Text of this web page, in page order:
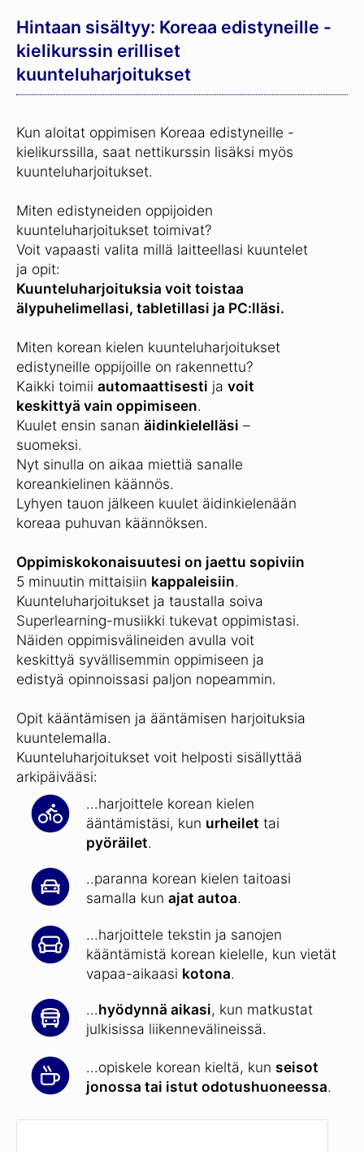
Hintaan sisältyy: Koreaa edistyneille -
kielikurssin erilliset
kuunteluharjoitukset
Kun aloitat oppimisen Koreaa edistyneille -
kielikurssilla, saat nettikurssin lisäksi myös
kuunteluharjoitukset.
Miten edistyneiden oppijoiden
kuunteluharjoitukset toimivat?
Voit vapaasti valita millä laitteellasi kuuntelet
ja opit:
Kuunteluharjoituksia voit toistaa
älypuhelimellasi, tabletillasi ja PC:lläsi.
Miten korean kielen kuunteluharjoitukset
edistyneille oppijoille on rakennettu?
Kaikki toimii automaattisesti ja voit
keskittyä vain oppimiseen.
Kuulet ensin sanan äidinkielelläsi –
suomeksi.
Nyt sinulla on aikaa miettiä sanalle
koreankielinen käännös.
Lyhyen tauon jälkeen kuulet äidinkielenään
koreaa puhuvan käännöksen.
Oppimiskokonaisuutesi on jaettu sopiviin
5 minuutin mittaisiin kappaleisiin.
Kuunteluharjoitukset ja taustalla soiva
Superlearning-musiikki tukevat oppimistasi.
Näiden oppimisvälineiden avulla voit
keskittyä syvällisemmin oppimiseen ja
edistyä opinnoissasi paljon nopeammin.
Opit kääntämisen ja ääntämisen harjoituksia
kuuntelemalla.
Kuunteluharjoitukset voit helposti sisällyttää
arkipäivääsi:
...harjoittele korean kielen
ääntämistäsi, kun urheilet tai
pyöräilet.
..paranna korean kielen taitoasi
samalla kun ajat autoa.
...harjoittele tekstin ja sanojen
kääntämistä korean kielelle, kun vietät
vapaa-aikaasi kotona.
...hyödynnä aikasi, kun matkustat
julkisissa liikennevälineissä.
...opiskele korean kieltä, kun seisot
jonossa tai istut odotushuoneessa.